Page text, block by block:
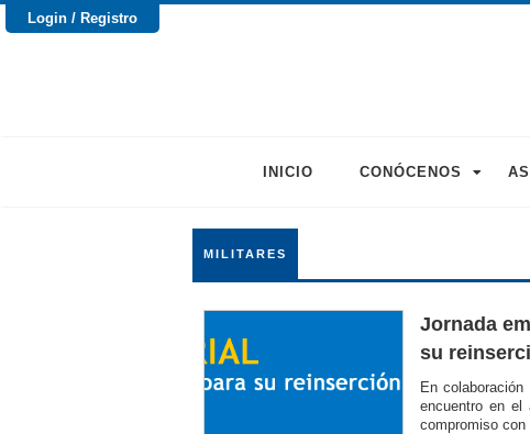
Login / Registro
INICIO CONÓCENOS
MILITARES
Jornada
su
En
encuentro en
compromiso